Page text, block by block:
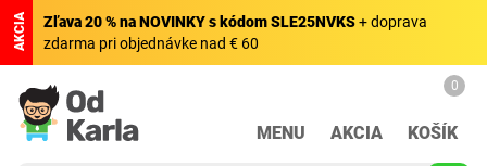
AKCIA Zľava 20 % na NOVINKY s kódom SLE25NVKS+ doprava
zdarma pri objednávke nad € 60
MENU AKCIA
0
KOŠÍK